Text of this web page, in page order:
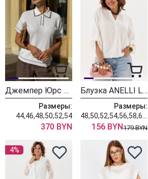
Джемпер Юрс 5002
Размеры:
44,46,48,50,52,54
370 BYN
Блузка ANELLI LAUREL 1861 белый лепесток
Размеры:
156 BYN179 BYN
4%